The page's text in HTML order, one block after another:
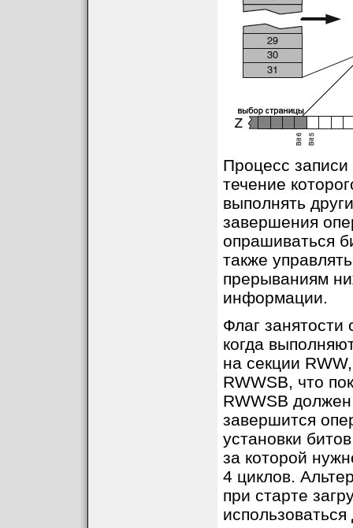
Процесс
течение
выполнять
завершения
опрашиваться
также
прерываниям
информации.
Флаг
когда
на секции
RWWSB, что
RWWSB
завершится
установки
за которой
4 циклов.
при старте